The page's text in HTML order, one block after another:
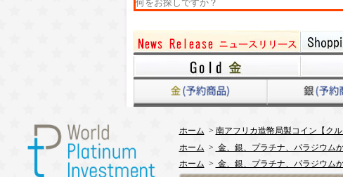
ホーム > 南アフリカ造幣局製コイン【クル
ホーム > 金、銀、プラチナ、パラジウム
ホーム > 金、銀、プラチナ、パラジウム